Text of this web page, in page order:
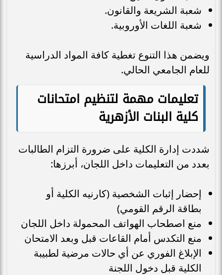
شعبة الشريعة والقانون.
شعبة اللغات الأوروبية.
ويضمن هذا التنوع تغطية كافة المواد الدراسية
للعام الجامعي الحالي.
تعليمات مهمة لتنظيم امتحانات
كلية البنات الأزهرية
شددت إدارة الكلية على ضرورة التزام الطالبات
بعدد من التعليمات داخل اللجان، أبرزها:
إحضار إثبات الشخصية (كارنيه الكلية أو
بطاقة الرقم القومي)
منع اصطحاب الهواتف المحمولة داخل اللجان
منع التكدس أمام القاعات قبل وبعد الامتحان
الإبلاغ الفوري عن أي حالات مرضية لطبيبة
الكلية قبل دخول اللجنة